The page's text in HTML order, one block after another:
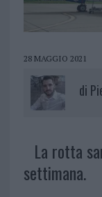
28 MAGGIO 2021
di
La rotta
settimana.